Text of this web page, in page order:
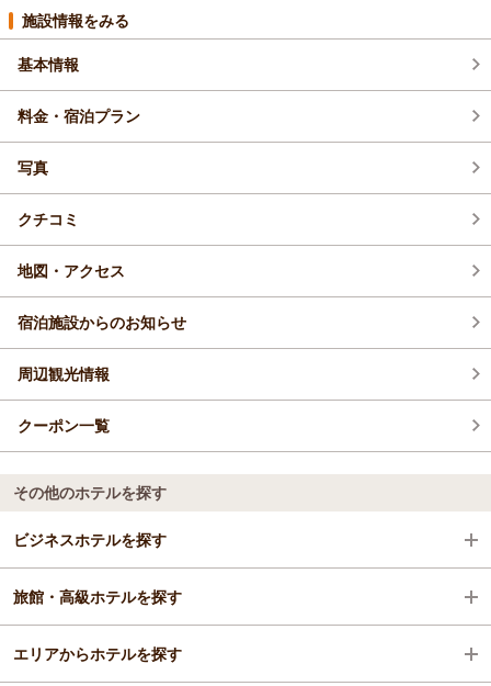
2026年4月(1)
施設情報をみる
基本情報
料金・宿泊プラン
写真
クチコミ
地図・アクセス
宿泊施設からのお知らせ
周辺観光情報
クーポン一覧
その他のホテルを探す
ビジネスホテルを探す
新潟県
新潟・月岡・阿賀野川
旅館・高級ホテルを探す
新潟県
エリアからホテルを探す